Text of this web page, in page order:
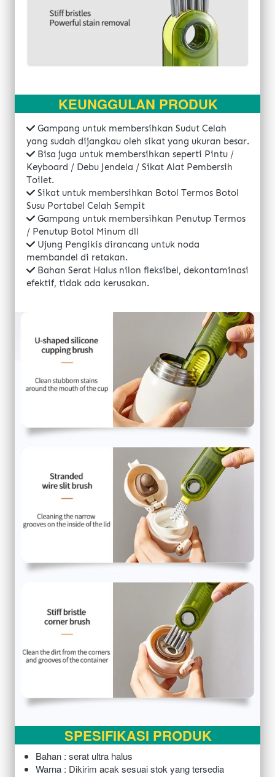
KEUNGGULAN PRODUK
Gampang untuk membersihkan Sudut Celah
yang sudah dijangkau oleh sikat yang ukuran besar.
Bisa juga untuk membersihkan seperti Pintu /
Keyboard / Debu Jendela / Sikat Alat Pembersih
Toilet.
Sikat untuk membersihkan Botol Termos Botol
Susu Portabel Celah Sempit
Gampang untuk membersihkan Penutup Termos
/ Penutup Botol Minum dll
Ujung Pengikis dirancang untuk noda
membandel di retakan.
Bahan Serat Halus nilon fleksibel, dekontaminasi
efektif, tidak ada kerusakan.
SPESIFIKASI PRODUK
Bahan : serat ultra halus
Warna : Dikirim acak sesuai stok yang tersedia